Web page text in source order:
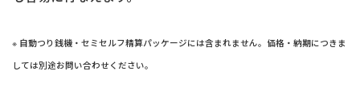
※ 自動つり銭機・セミセルフ精算パッケージには含まれません。価格・納期につきま
しては別途お問い合わせください。